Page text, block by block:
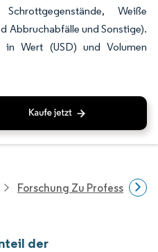
Weiße
Abbruchabfälle und Sonstige).
Wert (USD) und Volumen
Forschung Zu
der